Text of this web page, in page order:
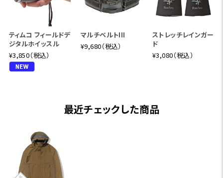
ティムコ フィールドデ
ジタルホイッスル
¥3,850（税込）
マルチベルトIII
¥9,680（税込）
ストレッチレインガー
ド
¥3,080（税込）
最近チェックした商品